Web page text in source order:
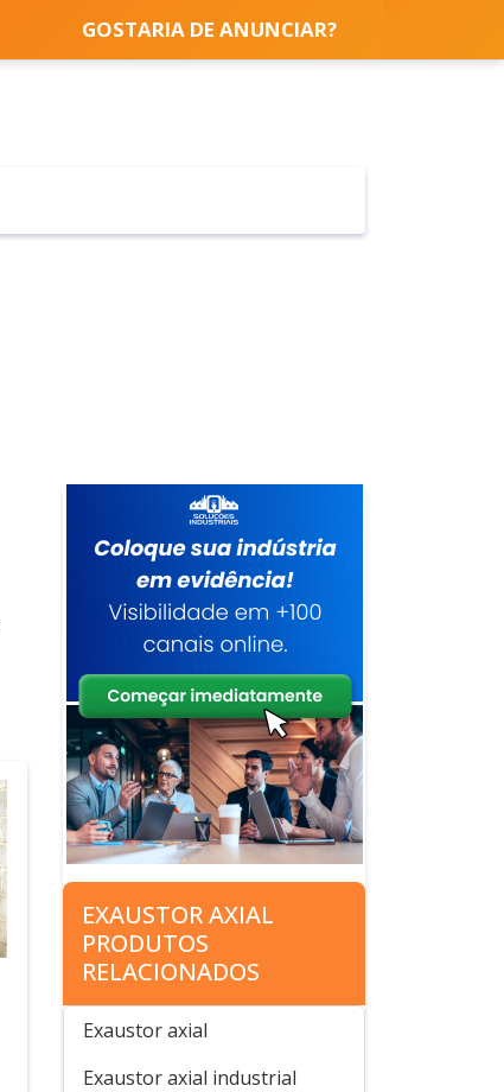
GOSTARIA DE ANUNCIAR?
EXAUSTOR AXIAL
PRODUTOS
RELACIONADOS
Exaustor axial
Exaustor axial industrial